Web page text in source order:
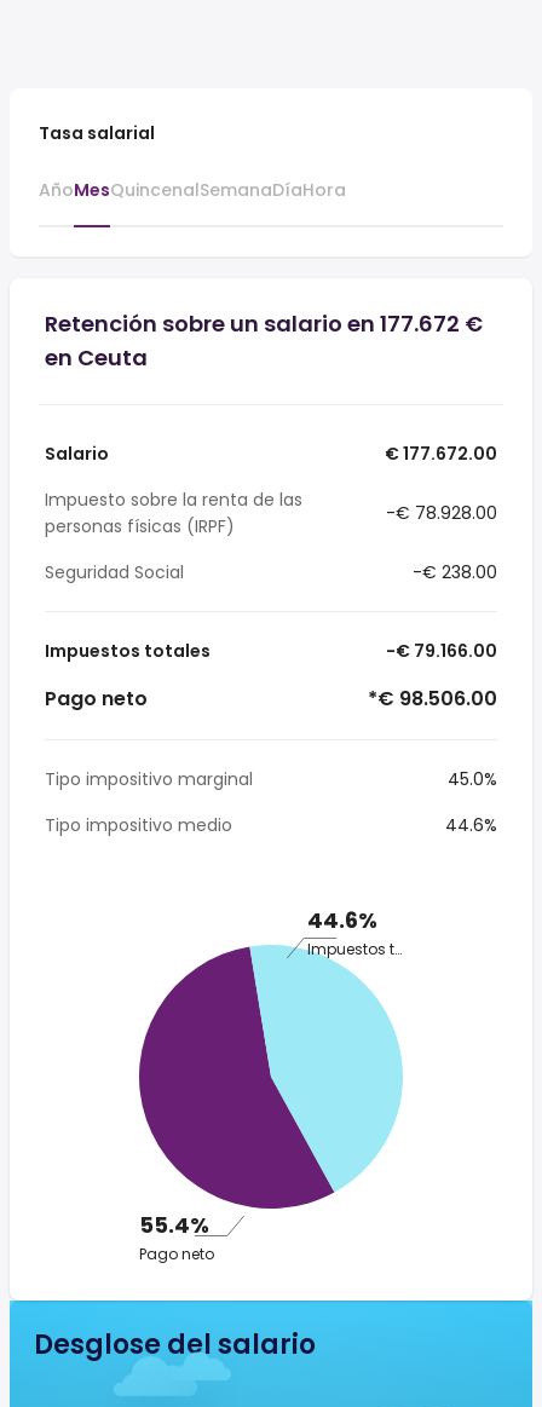
Tasa salarial
AñoMesQuincenalSemanaDíaHora
Retención sobre un salario en 177.672 €
en Ceuta
Salario
€ 177.672.00
Impuesto sobre la renta de las
personas físicas (IRPF)
-€ 78.928.00
Seguridad Social -€ 238.00
Impuestos totales -€ 79.166.00
Pago neto *€ 98.506.00
Tipo impositivo marginal
45.0%
Tipo impositivo medio
44.6%
44.6%
Impuestos totales
55.4%
Pago neto
Desglose del salario